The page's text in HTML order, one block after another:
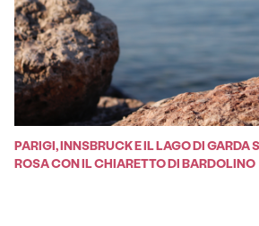
PARIGI, INNSBRUCK E IL LAGO DI GARDA
ROSA CON IL CHIARETTO DI BARDOLINO